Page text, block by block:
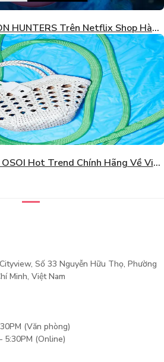
HUNTERS Trên Netflix Shop Hàn
Quốc
Hot Trend Chính Hãng Về Việt
Số 33 Nguyễn Hữu Thọ, Phường
Minh, Việt Nam
(Văn phòng)
5:30PM (Online)